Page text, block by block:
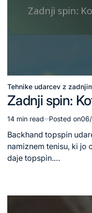
Posted
in
Tehnike udarcev z
Zadnji spin:
Estimated
read
time
14 min read Posted on
Backhand topspin
namiznem tenisu, ki jo
daje topspin.…